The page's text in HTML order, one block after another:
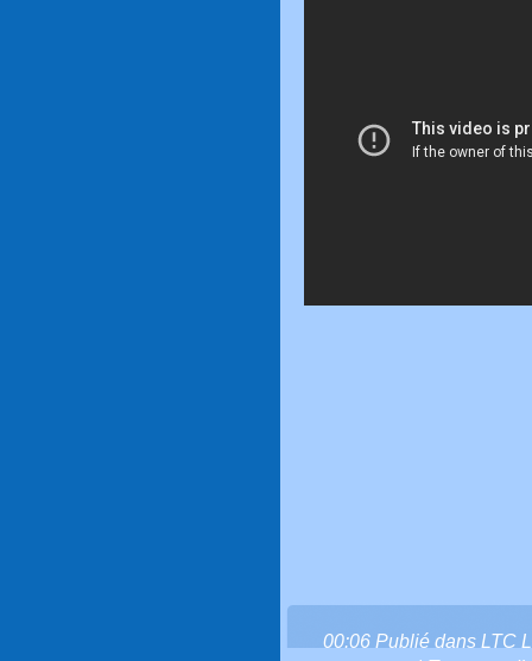
00:06 Publié dans LTC